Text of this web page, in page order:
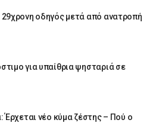
οδηγός μετά από ανατροπή
για υπαίθρια ψησταριά σε
Έρχεται νέο κύμα ζέστης – Πού ο